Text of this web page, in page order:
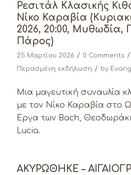
Ρεσιτάλ Κλασικής
Νίκο Καραβία
2026, 20:00, Μυθωδία,
Πάρος)
25 Μαρτίου 2026 / 0 Comments /
Περασμένη εκδήλωση / by
Μια μαγευτική συναυλία
με τον Νίκο Καραβία στο
Έργα των Bach,
Lucia.
ΑΚΥΡΩΘΗΚΕ –